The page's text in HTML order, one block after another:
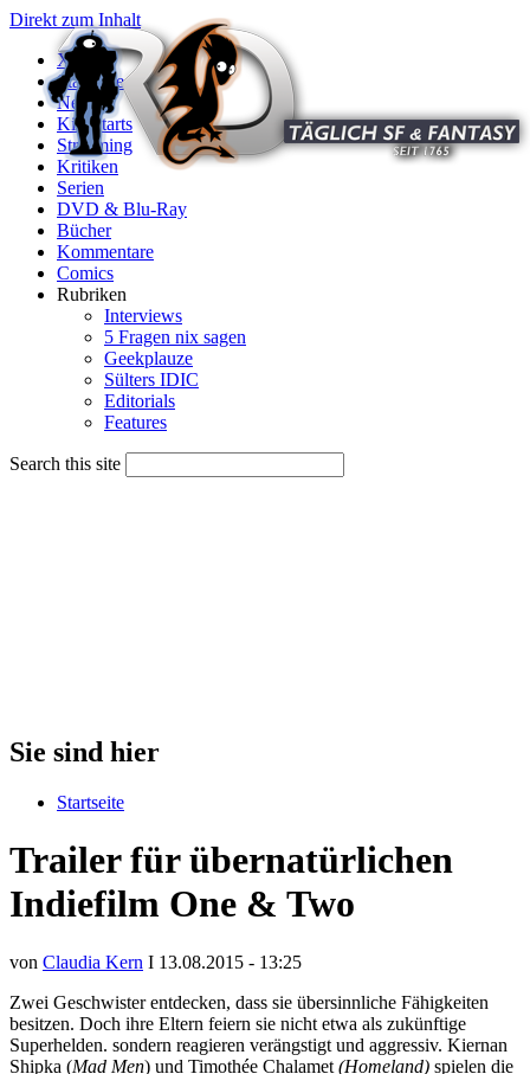
Direkt zum Inhalt
X
Startseite
News
Kinostarts
Streaming
Kritiken
Serien
DVD & Blu-Ray
Bücher
Kommentare
Comics
Rubriken
Interviews
5 Fragen nix sagen
Geekplauze
Sülters IDIC
Editorials
Features
Search this site
Sie sind hier
Startseite
Trailer für übernatürlichen
Indiefilm One & Two
von Claudia Kern I 13.08.2015 - 13:25
Zwei Geschwister entdecken, dass sie übersinnliche Fähigkeiten
besitzen. Doch ihre Eltern feiern sie nicht etwa als zukünftige
Superhelden. sondern reagieren verängstigt und aggressiv. Kiernan
Shipka (Mad Men) und Timothée Chalamet (Homeland) spielen die